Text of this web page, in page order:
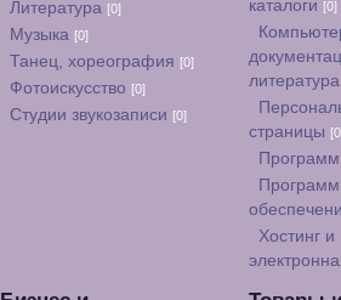
Литература [0]
Музыка [0]
Танец, хореография [0]
Фотоискусство [0]
Студии звукозаписи [0]
каталоги [0]
страницы
Хостинг и